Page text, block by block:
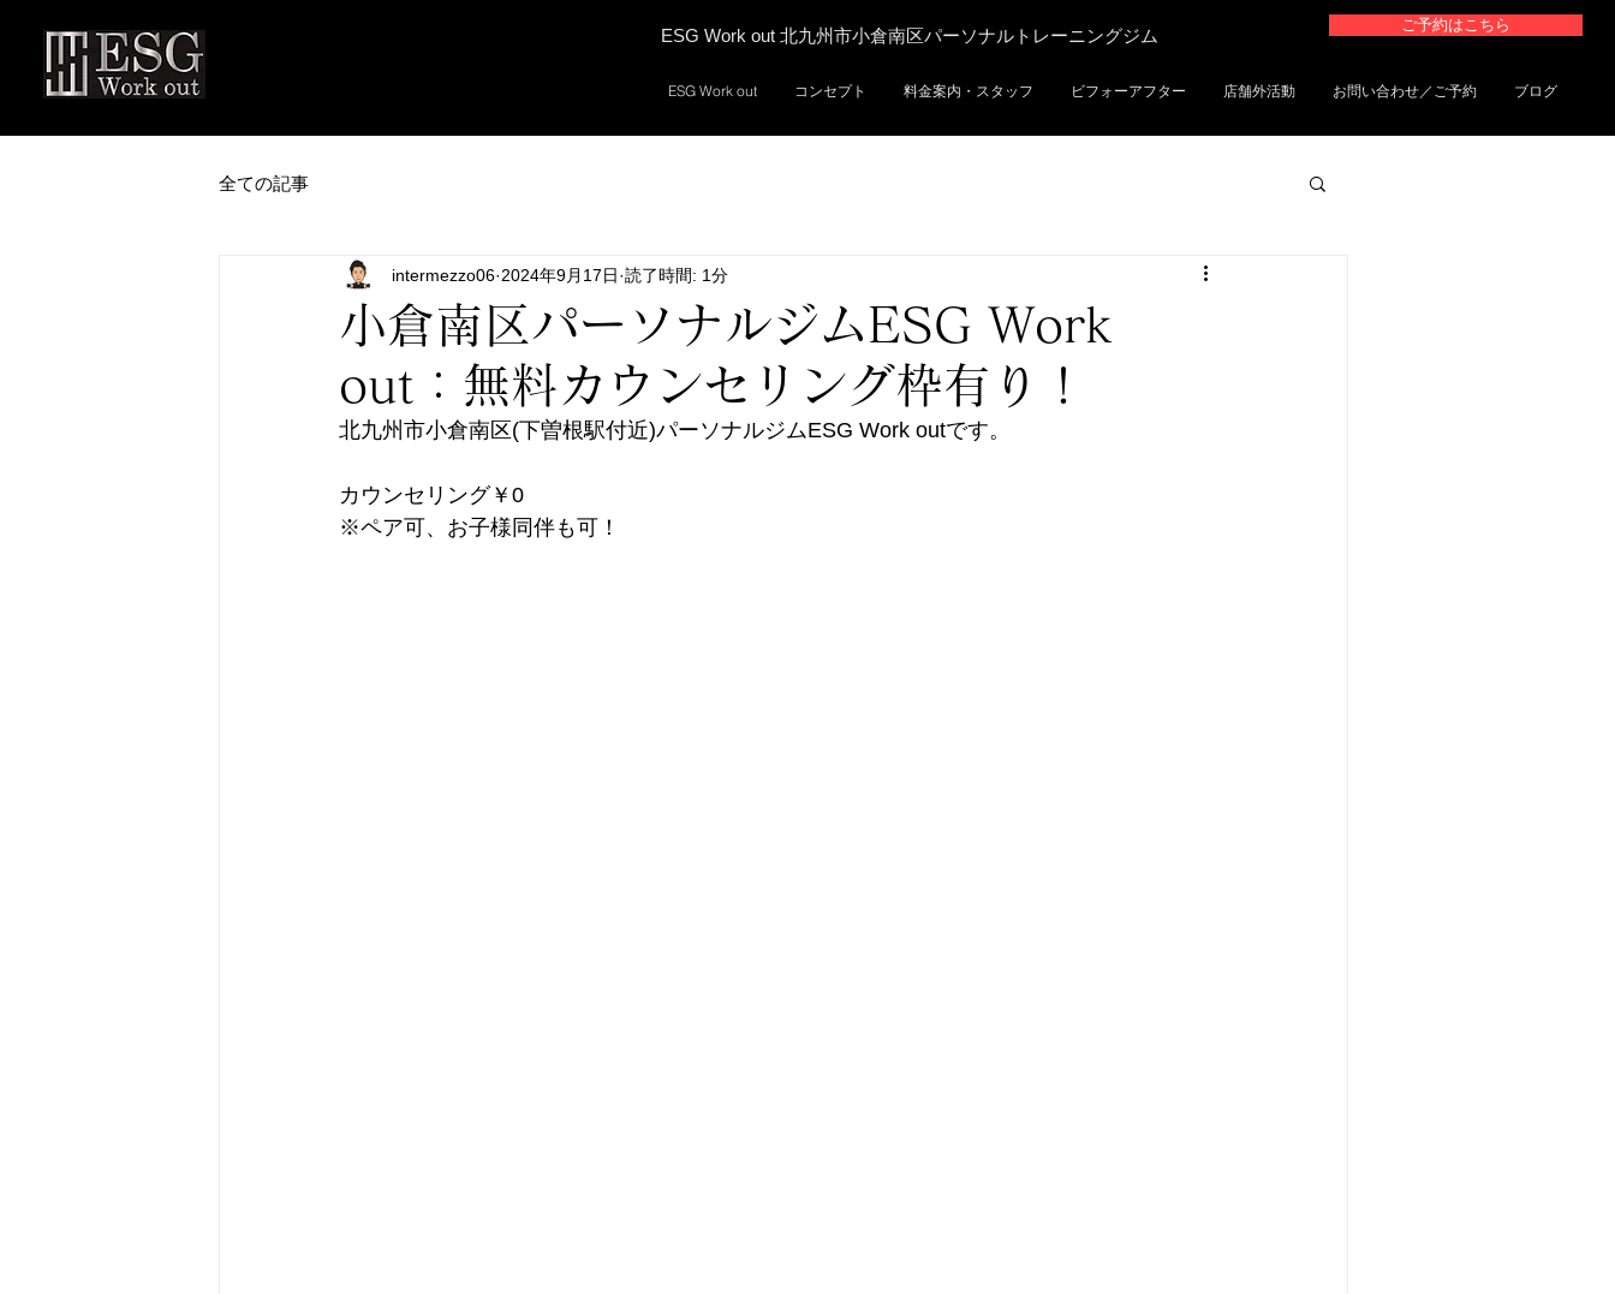
ESG Work out 北九州市小倉南区パーソナルトレーニングジム
ご予約はこちら
ESG Work out コンセプト 料金案内・スタッフ ビフォーアフター 店舗外活動 お問い合わせ／ご予約 ブログ
全ての記事
小倉南区パーソナルジムESG Work
out：無料カウンセリング枠有り！
intermezzo06 2024年9月17日 読了時間: 1分
北九州市小倉南区(下曽根駅付近)パーソナルジムESG Work outです。
カウンセリング￥0
※ペア可、お子様同伴も可！